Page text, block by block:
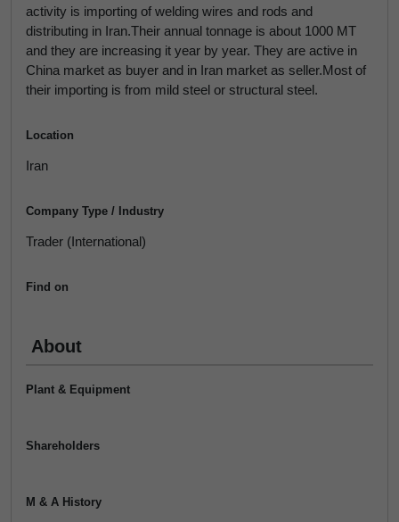
activity is importing of welding wires and rods and
distributing in Iran.Their annual tonnage is about 1000 MT
and they are increasing it year by year. They are active in
China market as buyer and in Iran market as seller.Most of
their importing is from mild steel or structural steel.
Location
Iran
Company Type / Industry
Trader (International)
Find on
About
Plant & Equipment
Shareholders
M & A History